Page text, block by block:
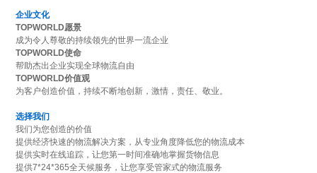
企业文化
TOPWORLD愿景
成为令人尊敬的持续领先的世界一流企业
TOPWORLD使命
帮助杰出企业实现全球物流自由
TOPWORLD价值观
为客户创造价值，持续不断地创新，激情，责任、敬业。
选择我们
我们为您创造的价值
提供经济快速的物流解决方案，从专业角度降低您的物流成本
提供实时在线追踪，让您第一时间准确地掌握货物信息
提供7*24*365全天候服务，让您享受管家式的物流服务